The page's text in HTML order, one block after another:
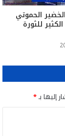
الحموتي
للثورة
إليها بـ*